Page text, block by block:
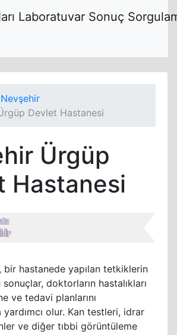
Laboratuvar Sonuç
Nevşehir
Devlet Hastanesi
Ürgüp
Hastanesi
bir hastanede yapılan tetkiklerin
sonuçlar, doktorların hastalıkları
ve tedavi planlarını
yardımcı olur. Kan testleri, idrar
ve diğer tıbbi görüntüleme